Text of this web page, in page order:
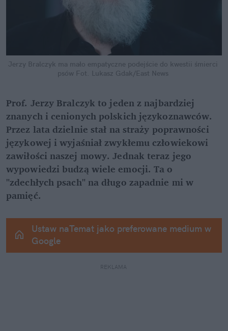
Jerzy Bralczyk ma mało empatyczne podejście do kwestii śmierci
psów Fot. Lukasz Gdak/East News
Prof. Jerzy Bralczyk to jeden z najbardziej
znanych i cenionych polskich językoznawców.
Przez lata dzielnie stał na straży poprawności
językowej i wyjaśniał zwykłemu człowiekowi
zawiłości naszej mowy. Jednak teraz jego
wypowiedzi budzą wiele emocji. Ta o
"zdechłych psach" na długo zapadnie mi w
pamięć.
Ustaw naTemat jako preferowane medium w
Google
REKLAMA